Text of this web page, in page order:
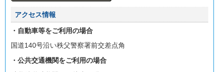
アクセス情報
・自動車等をご利用の場合
国道140号沿い秩父警察署前交差点角
・公共交通機関をご利用の場合